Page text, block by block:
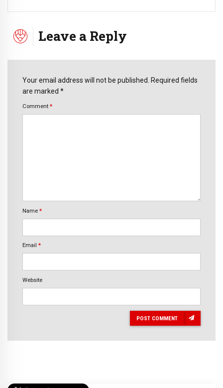
Leave a Reply
Your email address will not be published. Required fields
are marked *
Comment *
Name *
Email *
Website
POST COMMENT